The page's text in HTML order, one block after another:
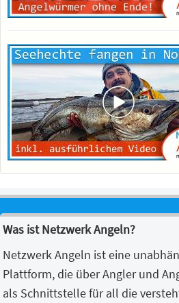
Was ist Netzwerk Angeln?
Netzwerk Angeln ist eine
Plattform, die über Angler und
als Schnittstelle für all die